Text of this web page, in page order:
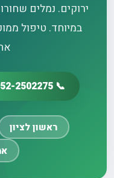
ירוקים. נמלים
במיוחד. טיפול
📞 052-2502275
ראשון לציון